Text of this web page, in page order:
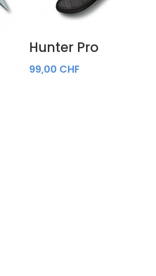
Hunter Pro
99,00 CHF